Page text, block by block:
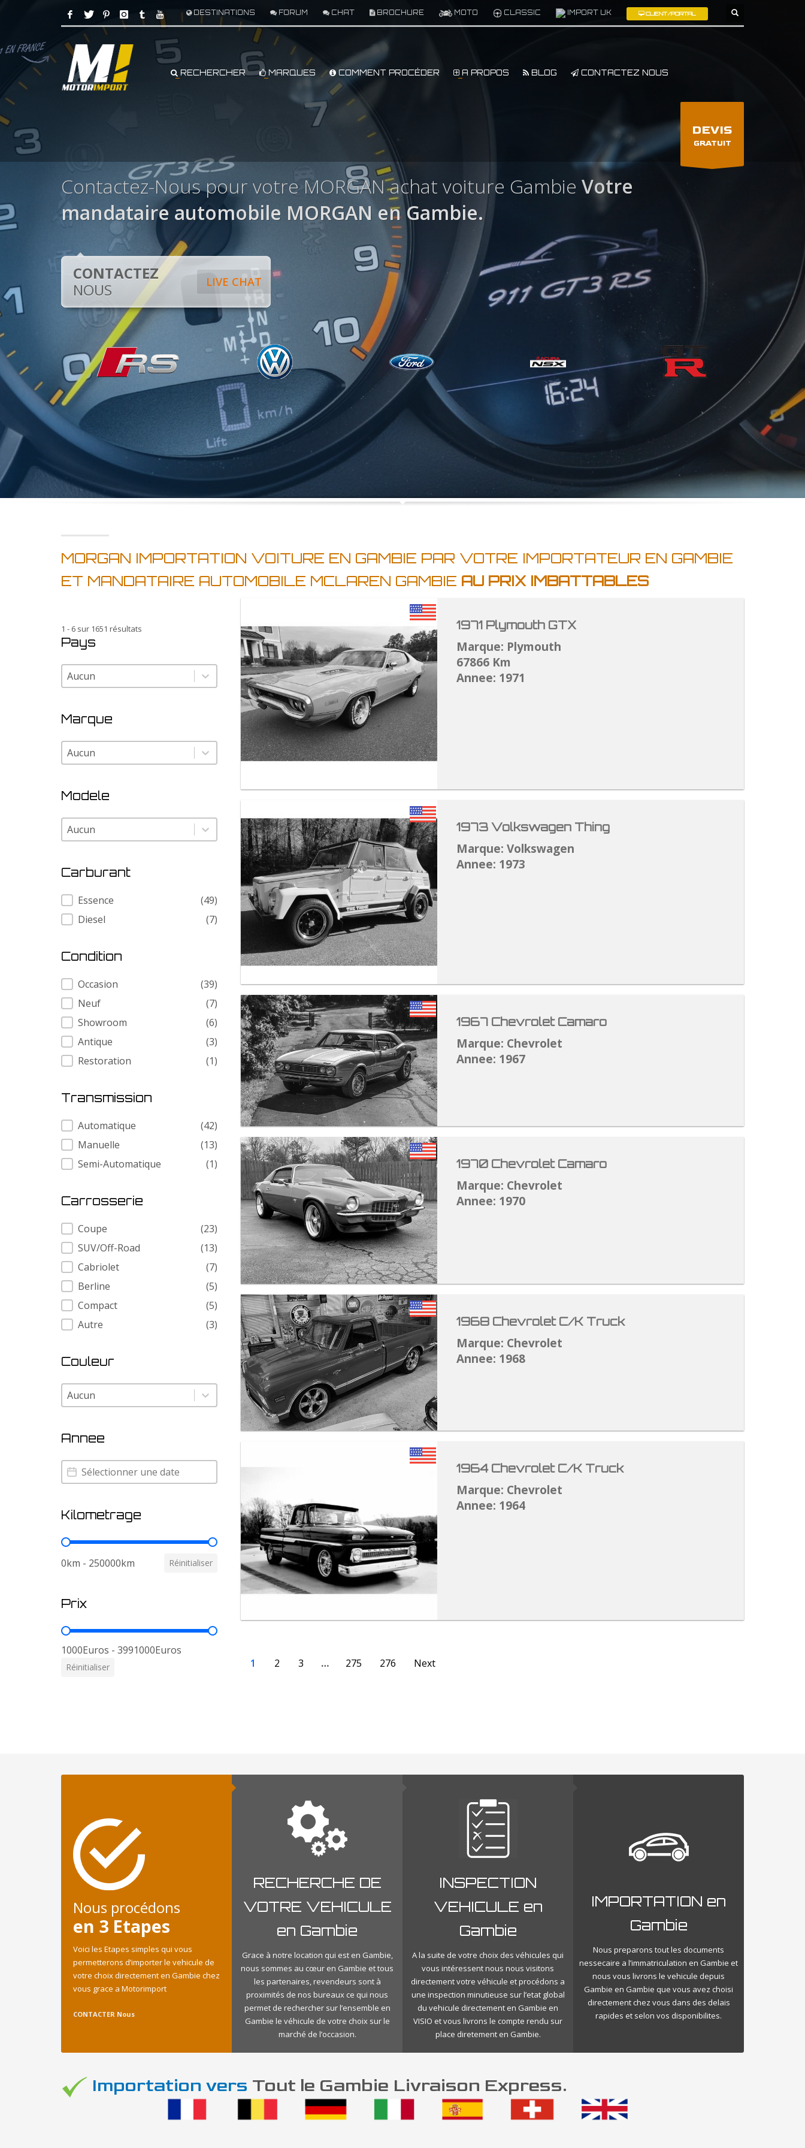
DESTINATIONS FORUM CHAT BROCHURE MOTO CLASSIC IMPORT UK CLIENT/PORTAL
RECHERCHER MARQUES COMMENT PROCÉDER A PROPOS BLOG CONTACTEZ NOUS
DEVIS
GRATUIT
Contactez-Nous pour votre MORGAN achat voiture Gambie Votre
mandataire automobile MORGAN en Gambie.
LIVE CHAT
CONTACTEZ
NOUS
MORGAN IMPORTATION VOITURE EN GAMBIE PAR VOTRE IMPORTATEUR EN GAMBIE
ET MANDATAIRE AUTOMOBILE MCLAREN GAMBIE AU PRIX IMBATTABLES
1 - 6 sur 1651 résultats
Pays
Pays
Pays
Marque
Marque
Marque
Modele
Modele
Modele
Carburant
Carburant
Essence
(49)
Diesel
(7)
Condition
Condition
Occasion
(39)
Neuf
(7)
Showroom
(6)
Antique
(3)
Restoration
(1)
Transmission
Transmission
Automatique
(42)
Manuelle
(13)
Semi-Automatique
(1)
Carrosserie
Carrosserie
Coupe
(23)
SUV/Off-Road
(13)
Cabriolet
(7)
Berline
(5)
Compact
(5)
Autre
(3)
Couleur
Couleur
Couleur
Annee
Annee
Annee
Kilometrage
Kilometrage
0km - 250000km Réinitialiser
Prix
Prix
1000Euros - 3991000Euros
Réinitialiser
1971 Plymouth GTX
Marque: Plymouth
67866 Km
Annee: 1971
1973 Volkswagen Thing
Marque: Volkswagen
Annee: 1973
1967 Chevrolet Camaro
Marque: Chevrolet
Annee: 1967
1970 Chevrolet Camaro
Marque: Chevrolet
Annee: 1970
1968 Chevrolet C/K Truck
Marque: Chevrolet
Annee: 1968
1964 Chevrolet C/K Truck
Marque: Chevrolet
Annee: 1964
1 2 3 … 275 276 Next
Nous procédons
en 3 Etapes
Voici les Etapes simples qui vous
permetterons d’importer le vehicule de
votre choix directement en Gambie chez
vous grace a Motorimport
CONTACTER Nous
RECHERCHE DE
VOTRE VEHICULE
en Gambie
Grace à notre location qui est en Gambie,
nous sommes au cœur en Gambie et tous
les partenaires, revendeurs sont à
proximités de nos bureaux ce qui nous
permet de rechercher sur l’ensemble en
Gambie le véhicule de votre choix sur le
marché de l’occasion.
INSPECTION
VEHICULE en
Gambie
A la suite de votre choix des véhicules qui
vous intéressent nous nous visitons
directement votre véhicule et procédons a
une inspection minutieuse sur l’etat global
du vehicule directement en Gambie en
VISIO et vous livrons le compte rendu sur
place diretement en Gambie.
IMPORTATION en
Gambie
Nous preparons tout les documents
nessecaire a l’immatriculation en Gambie et
nous vous livrons le vehicule depuis
Gambie en Gambie que vous avez choisi
directement chez vous dans des delais
rapides et selon vos disponibilites.
Importation vers Tout le Gambie Livraison Express.